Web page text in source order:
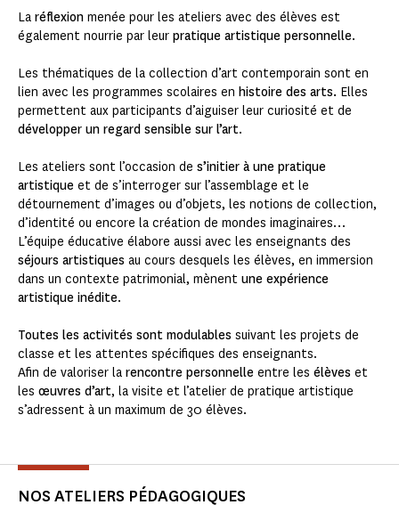
La réflexion menée pour les ateliers avec des élèves est
également nourrie par leur pratique artistique personnelle.
Les thématiques de la collection d’art contemporain sont en
lien avec les programmes scolaires en histoire des arts. Elles
permettent aux participants d’aiguiser leur curiosité et de
développer un regard sensible sur l’art.
Les ateliers sont l’occasion de s’initier à une pratique
artistique et de s’interroger sur l’assemblage et le
détournement d’images ou d’objets, les notions de collection,
d’identité ou encore la création de mondes imaginaires…
L’équipe éducative élabore aussi avec les enseignants des
séjours artistiques au cours desquels les élèves, en immersion
dans un contexte patrimonial, mènent une expérience
artistique inédite.
Toutes les activités sont modulables suivant les projets de
classe et les attentes spécifiques des enseignants.
Afin de valoriser la rencontre personnelle entre les élèves et
les œuvres d’art, la visite et l’atelier de pratique artistique
s’adressent à un maximum de 30 élèves.
NOS ATELIERS PÉDAGOGIQUES